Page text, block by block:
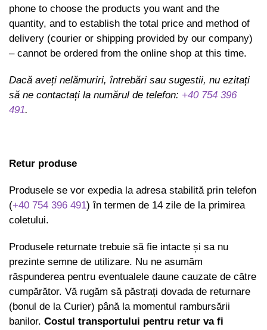
phone to choose the products you want and the
quantity, and to establish the total price and method of
delivery (courier or shipping provided by our company)
– cannot be ordered from the online shop at this time.
Dacă aveți nelămuriri, întrebări sau sugestii, nu ezitați
să ne contactați la numărul de telefon: +40 754 396
491.
Retur produse
Produsele se vor expedia la adresa stabilită prin telefon
(+40 754 396 491) în termen de 14 zile de la primirea
coletului.
Produsele returnate trebuie să fie intacte și sa nu
prezinte semne de utilizare. Nu ne asumăm
răspunderea pentru eventualele daune cauzate de către
cumpărător. Vă rugăm să păstrați dovada de returnare
(bonul de la Curier) până la momentul rambursării
banilor. Costul transportului pentru retur va fi